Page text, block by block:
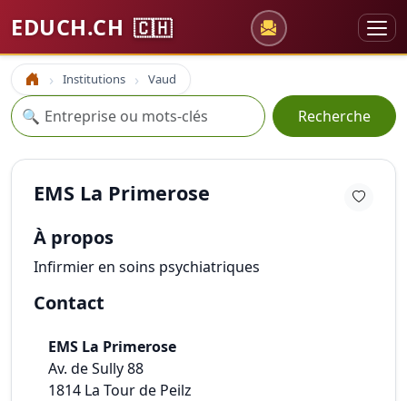
EDUCH.CH 🇨🇭
Accueil Institutions Vaud
Recherche
🔍 Recherche
EMS La Primerose
À propos
Infirmier en soins psychiatriques
Contact
EMS La Primerose
Av. de Sully 88
1814 La Tour de Peilz